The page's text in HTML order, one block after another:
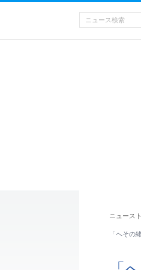
ニュース
「へその